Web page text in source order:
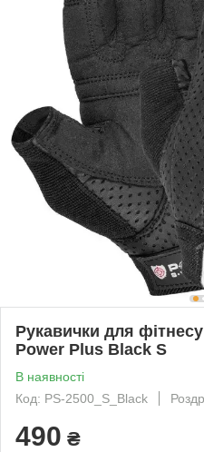
Рукавички для
Power Plus Black S
В наявності
Код: PS-2500_S_Black
490 ₴